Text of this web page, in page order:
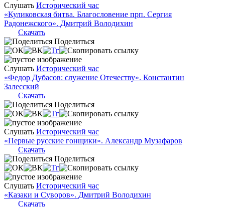
Слушать Исторический час
«Куликовская битва. Благословение прп. Сергия
Радонежского». Дмитрий Володихин
Скачать
Поделиться
Слушать Исторический час
«Федор Дубасов: служение Отечеству». Константин
Залесский
Скачать
Поделиться
Слушать Исторический час
«Первые русские гонщики». Александр Музафаров
Скачать
Поделиться
Слушать Исторический час
«Казаки и Суворов». Дмитрий Володихин
Скачать